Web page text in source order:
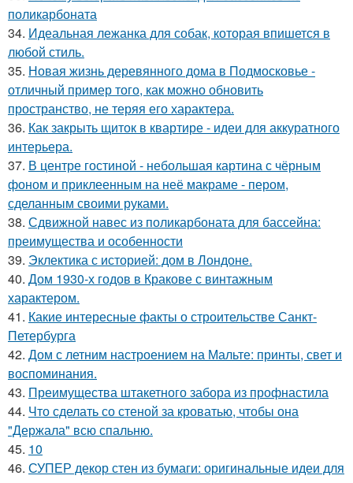
поликарбоната
34. Идеальная лежанка для собак, которая впишется в
любой стиль.
35. Новая жизнь деревянного дома в Подмосковье -
отличный пример того, как можно обновить
пространство, не теряя его характера.
36. Как закрыть щиток в квартире - идеи для аккуратного
интерьера.
37. В центре гостиной - небольшая картина с чёрным
фоном и приклеенным на неё макраме - пером,
сделанным своими руками.
38. Сдвижной навес из поликарбоната для бассейна:
преимущества и особенности
39. Эклектика с историей: дом в Лондоне.
40. Дом 1930-х годов в Кракове с винтажным
характером.
41. Какие интересные факты о строительстве Санкт-
Петербурга
42. Дом с летним настроением на Мальте: принты, свет и
воспоминания.
43. Преимущества штакетного забора из профнастила
44. Что сделать со стеной за кроватью, чтобы она
"Держала" всю спальню.
45. 10
46. СУПЕР декор стен из бумаги: оригинальные идеи для